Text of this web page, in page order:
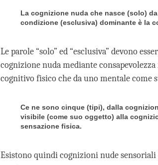
La cognizione nuda che nasce (solo)
condizione (esclusiva) dominante è la
Le parole “solo” ed “esclusiva” devono
cognizione nuda mediante
cognitivo fisico che da uno mentale come
Ce ne sono cinque (tipi), dalla
visibile (come suo oggetto) alla
sensazione fisica.
Esistono quindi cognizioni nude